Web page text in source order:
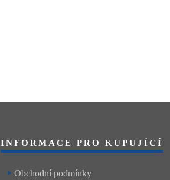
INFORMACE PRO KUPUJÍCÍ
Obchodní podmínky